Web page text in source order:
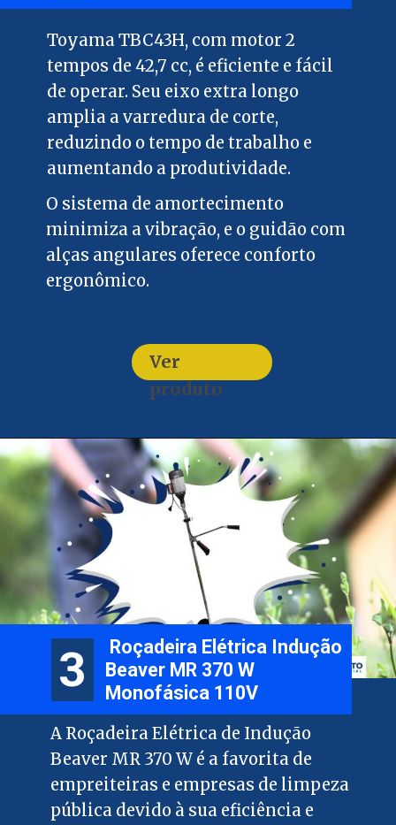
Toyama TBC43H, com motor 2
tempos de 42,7 cc, é eficiente e fácil
de operar. Seu eixo extra longo
amplia a varredura de corte,
reduzindo o tempo de trabalho e
aumentando a produtividade.
Ver
produto
O sistema de amortecimento
minimiza a vibração, e o guidão com
alças angulares oferece conforto
ergonômico.
Roçadeira Elétrica Indução
Beaver MR 370 W
Monofásica 110V
A Roçadeira Elétrica de Indução
Beaver MR 370 W é a favorita de
empreiteiras e empresas de limpeza
pública devido à sua eficiência e
3
3